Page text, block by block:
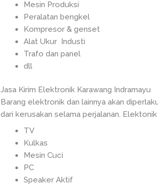
Mesin Produksi
Peralatan bengkel
Kompresor & genset
Alat Ukur Industi
Trafo dan panel
dll
Jasa Kirim Elektronik Karawang Indramayu
Barang elektronik dan lainnya akan
dari kerusakan selama perjalanan.
TV
Kulkas
Mesin Cuci
PC
Speaker Aktif